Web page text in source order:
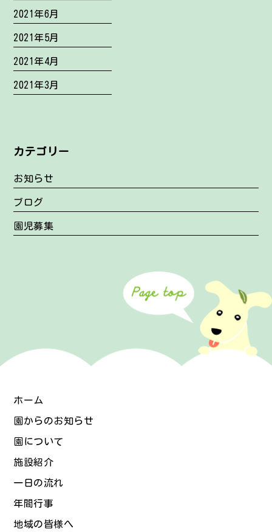
2021年6月
2021年5月
2021年4月
2021年3月
カテゴリー
お知らせ
ブログ
園児募集
ホーム
園からのお知らせ
園について
施設紹介
一日の流れ
年間行事
地域の皆様へ